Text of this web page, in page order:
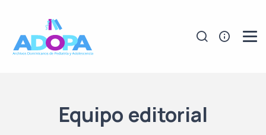
Equipo editorial